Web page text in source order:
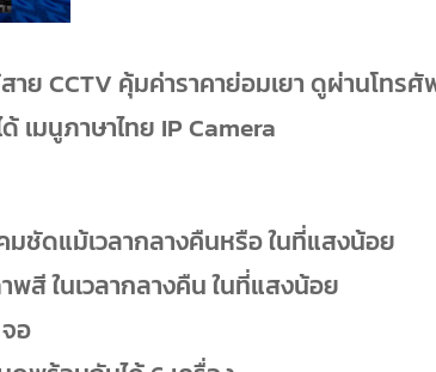
าย CCTV คุ้มค่าราคาย่อมเยา ดูผ่านโทร
เมนูภาษาไทย IP Camera
มชัดแม้เวลากลางคืนหรือ ในที่แสงน้อย
พสี ในเวลากลางคืน ในที่แสงน้อย
อ